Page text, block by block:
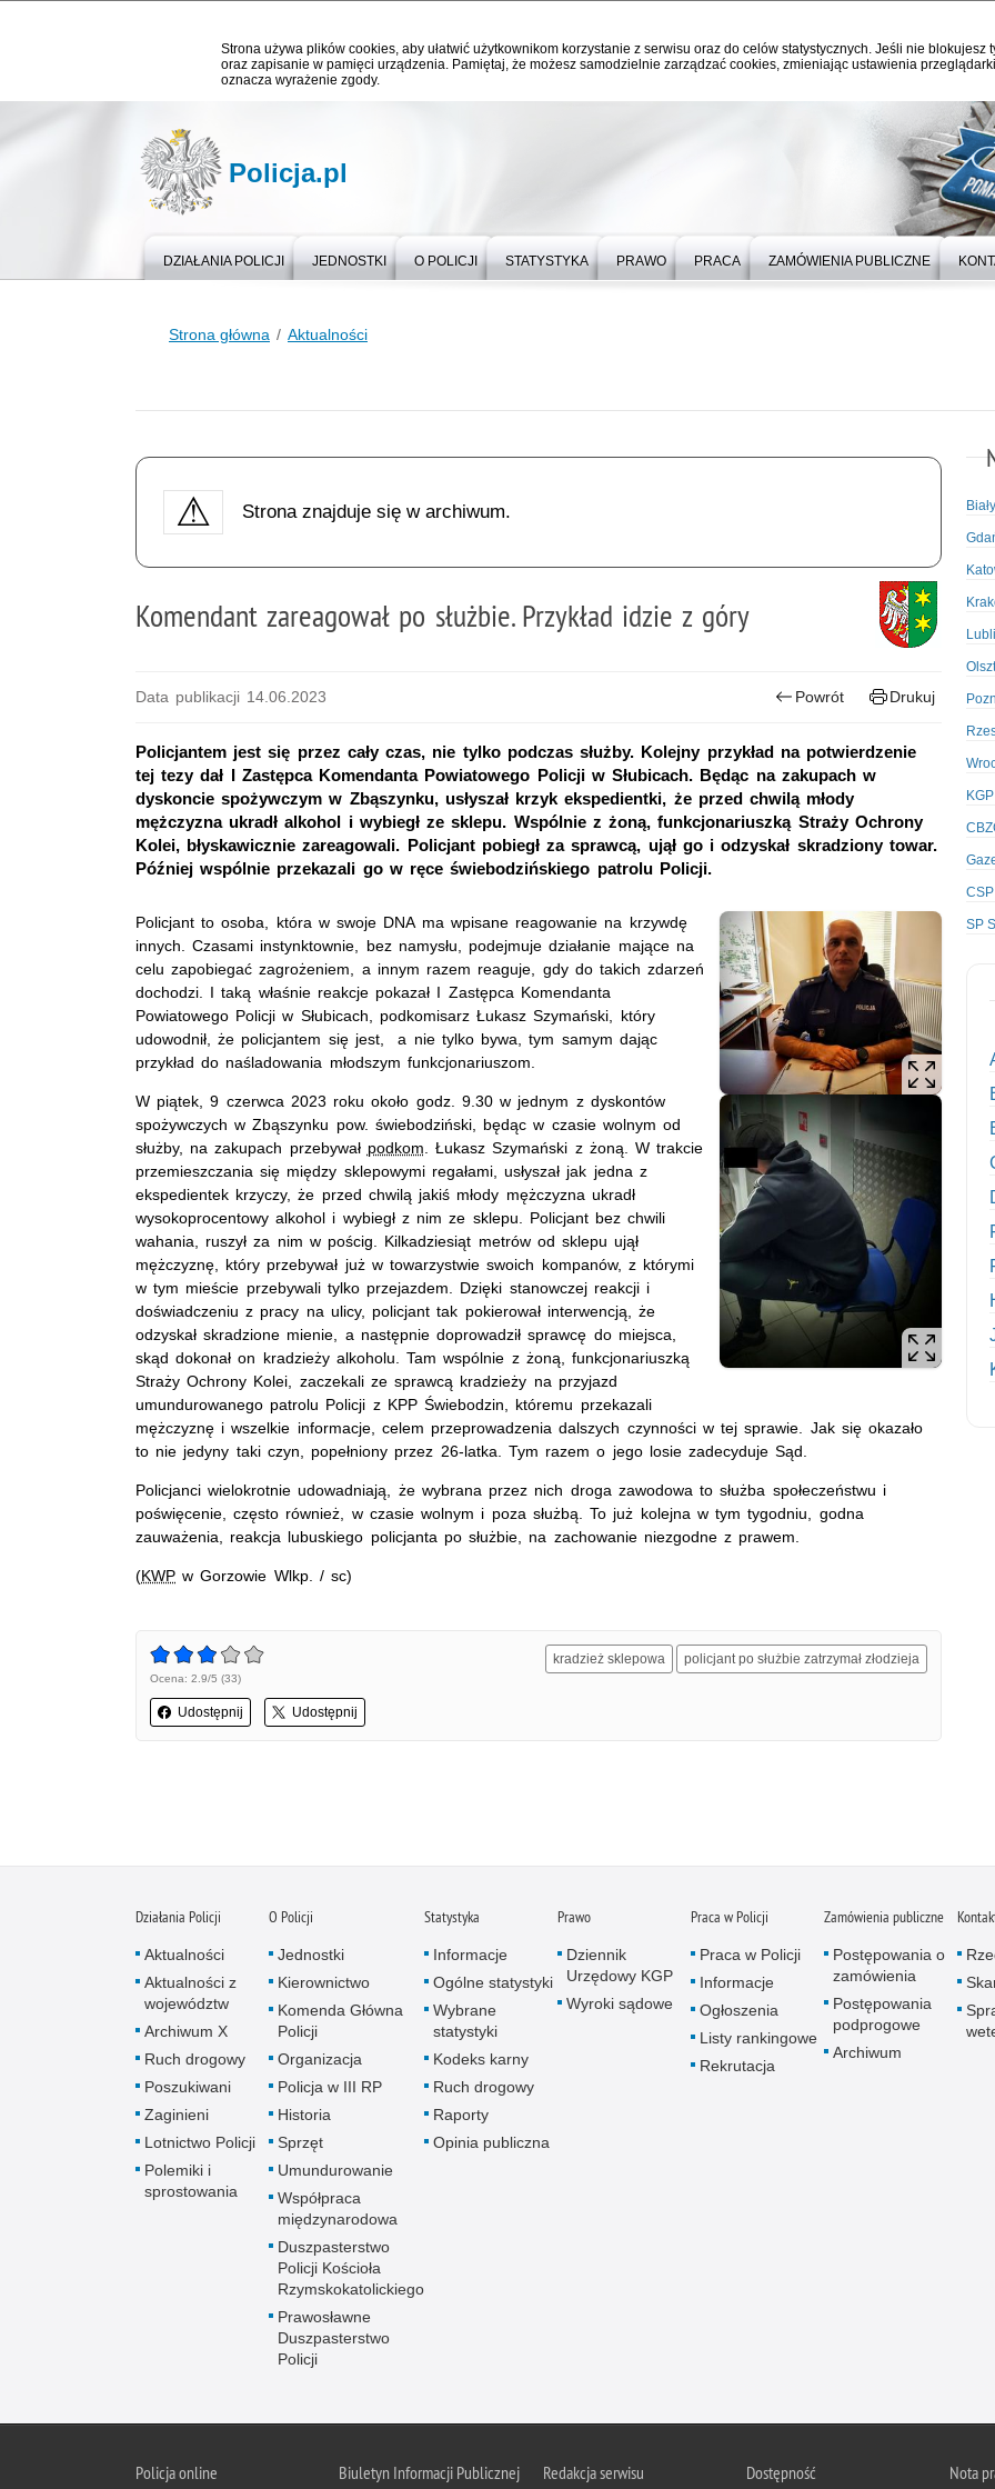
Strona używa plików cookies, aby ułatwić użytkownikom korzystanie z serwisu oraz do celów statystycznych. Jeśli nie blokujesz
oraz zapisanie w pamięci urządzenia. Pamiętaj, że możesz samodzielnie zarządzać cookies, zmieniając ustawienia
oznacza wyrażenie zgody.
Policja.pl
DZIAŁANIA POLICJI JEDNOSTKI O POLICJI STATYSTYKA PRAWO PRACA ZAMÓWIENIA PUBLICZNE
Strona główna Aktualności
Strona znajduje się w archiwum.
Komendant zareagował po służbie. Przykład idzie z góry
Data publikacji 14.06.2023 Powrót Drukuj
Policjantem jest się przez cały czas, nie tylko podczas służby. Kolejny przykład na potwierdzenie
tej tezy dał I Zastępca Komendanta Powiatowego Policji w Słubicach. Będąc na zakupach w
dyskoncie spożywczym w Zbąszynku, usłyszał krzyk ekspedientki, że przed chwilą młody
mężczyzna ukradł alkohol i wybiegł ze sklepu. Wspólnie z żoną, funkcjonariuszką Straży Ochrony
Kolei, błyskawicznie zareagowali. Policjant pobiegł za sprawcą, ujął go i odzyskał skradziony towar.
Później wspólnie przekazali go w ręce świebodzińskiego patrolu Policji.
Policjant to osoba, która w swoje DNA ma wpisane reagowanie na krzywdę
innych. Czasami instynktownie, bez namysłu, podejmuje działanie mające na
celu zapobiegać zagrożeniem, a innym razem reaguje, gdy do takich zdarzeń
dochodzi. I taką właśnie reakcje pokazał I Zastępca Komendanta
Powiatowego Policji w Słubicach, podkomisarz Łukasz Szymański, który
udowodnił, że policjantem się jest, a nie tylko bywa, tym samym dając
przykład do naśladowania młodszym funkcjonariuszom.
W piątek, 9 czerwca 2023 roku około godz. 9.30 w jednym z dyskontów
spożywczych w Zbąszynku pow. świebodziński, będąc w czasie wolnym od
służby, na zakupach przebywał podkom . Łukasz Szymański z żoną. W trakcie
przemieszczania się między sklepowymi regałami, usłyszał jak jedna z
ekspedientek krzyczy, że przed chwilą jakiś młody mężczyzna ukradł
wysokoprocentowy alkohol i wybiegł z nim ze sklepu. Policjant bez chwili
wahania, ruszył za nim w pościg. Kilkadziesiąt metrów od sklepu ujął
mężczyznę, który przebywał już w towarzystwie swoich kompanów, z którymi
w tym mieście przebywali tylko przejazdem. Dzięki stanowczej reakcji i
doświadczeniu z pracy na ulicy, policjant tak pokierował interwencją, że
odzyskał skradzione mienie, a następnie doprowadził sprawcę do miejsca,
skąd dokonał on kradzieży alkoholu. Tam wspólnie z żoną, funkcjonariuszką
Straży Ochrony Kolei, zaczekali ze sprawcą kradzieży na przyjazd
umundurowanego patrolu Policji z KPP Świebodzin, któremu przekazali
mężczyznę i wszelkie informacje, celem przeprowadzenia dalszych czynności w tej sprawie. Jak się okazało
to nie jedyny taki czyn, popełniony przez 26-latka. Tym razem o jego losie zadecyduje Sąd.
Policjanci wielokrotnie udowadniają, że wybrana przez nich droga zawodowa to służba społeczeństwu i
poświęcenie, często również, w czasie wolnym i poza służbą. To już kolejna w tym tygodniu, godna
zauważenia, reakcja lubuskiego policjanta po służbie, na zachowanie niezgodne z prawem.
(KWP w Gorzowie Wlkp. / sc)
Ocena: 2.9/5 (33)
Udostępnij Udostępnij
kradzież sklepowa policjant po służbie zatrzymał złodzieja
KGP
SP
Działania Policji
Aktualności
Aktualności z
województw
Archiwum X
Ruch drogowy
Poszukiwani
Zaginieni
Lotnictwo Policji
Polemiki i
sprostowania
O Policji
Jednostki
Kierownictwo
Komenda Główna
Policji
Organizacja
Policja w III RP
Historia
Sprzęt
Umundurowanie
Współpraca
międzynarodowa
Duszpasterstwo
Policji Kościoła
Rzymskokatolickiego
Prawosławne
Duszpasterstwo
Policji
Statystyka
Informacje
Ogólne statystyki
Wybrane
statystyki
Kodeks karny
Ruch drogowy
Raporty
Opinia publiczna
Prawo
Dziennik
Urzędowy KGP
Wyroki sądowe
Praca w Policji
Praca w Policji
Informacje
Ogłoszenia
Listy rankingowe
Rekrutacja
Zamówienia publiczne
Postępowania o
zamówienia
Postępowania
podprogowe
Archiwum
Policjaonline Biuletyn Informacji Publicznej Redakcja serwisu Dostępność Nota